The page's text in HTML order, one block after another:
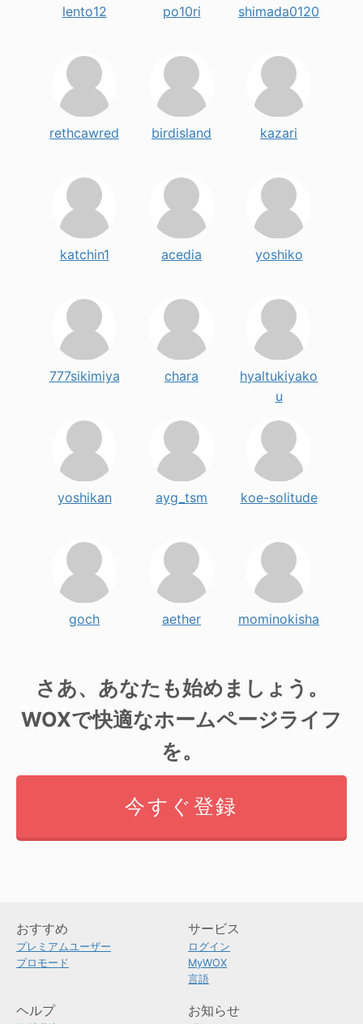
lento12 po10ri shimada0120
rethcawred birdisland kazari
katchin1 acedia yoshiko
777sikimiya chara
hyaltukiyako
u
yoshikan ayg_tsm koe-solitude
goch aether mominokisha
さあ、あなたも始めましょう。
WOXで快適なホームページライフ
を。
今すぐ登録
おすすめ
プレミアムユーザー
プロモード
サービス
ログイン
MyWOX
言語
ヘルプ お知らせ